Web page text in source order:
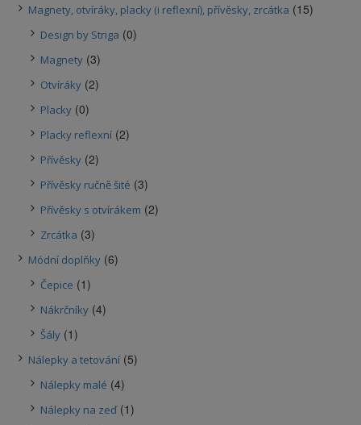
Magnety, otvíráky, placky (i reflexní), přívěsky, zrcátka (15)
Design by Striga (0)
Magnety (3)
Otvíráky (2)
Placky (0)
Placky reflexní (2)
Přívěsky (2)
Přívěsky ručně šité (3)
Přívěsky s otvírákem (2)
Zrcátka (3)
Módní doplňky (6)
Čepice (1)
Nákrčníky (4)
Šály (1)
Nálepky a tetování (5)
Nálepky malé (4)
Nálepky na zeď (1)